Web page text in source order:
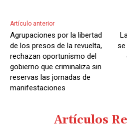
Artículo anterior
Agrupaciones por la libertad
de los presos de la revuelta,
rechazan oportunismo del
gobierno que criminaliza sin
reservas las jornadas de
manifestaciones
se
Artículos